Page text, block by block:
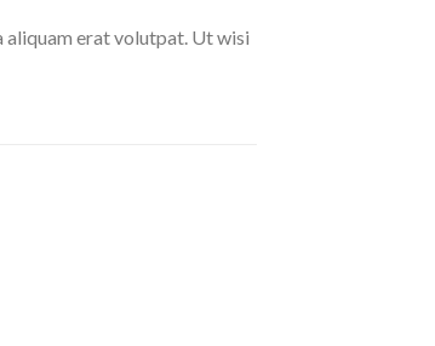
aliquam erat volutpat. Ut wisi